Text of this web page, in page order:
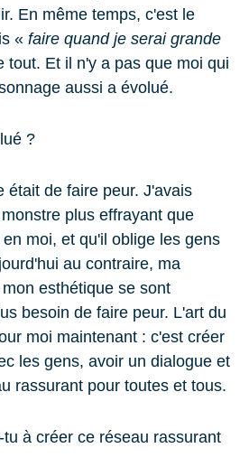
En même temps, c'est le
« faire quand je serai grande
tout. Et il n'y a pas que moi qui
aussi a évolué.
?
était de faire peur. J'avais
plus effrayant que
moi, et qu'il oblige les gens
au contraire, ma
esthétique se sont
besoin de faire peur. L'art du
moi maintenant : c'est créer
les gens, avoir un dialogue et
rassurant pour toutes et tous.
à créer ce réseau rassurant